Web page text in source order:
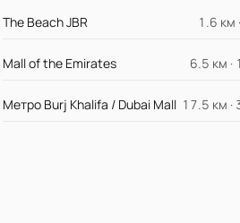
The Beach JBR 1.6 км
Mall of the Emirates 6.5 км
Метро Burj Khalifa / Dubai Mall 17.5 км